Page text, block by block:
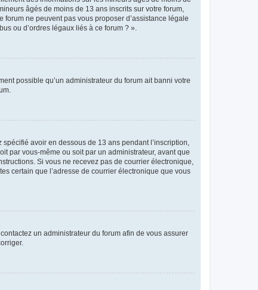
âgés de moins de 13 ans inscrits sur votre forum,
ne peuvent pas vous proposer d’assistance légale
ou d’ordres légaux liés à ce forum ? ».
possible qu’un administrateur du forum ait banni votre
avoir en dessous de 13 ans pendant l’inscription,
par vous-même ou soit par un administrateur, avant que
Si vous ne recevez pas de courrier électronique,
certain que l’adresse de courrier électronique que vous
un administrateur du forum afin de vous assurer